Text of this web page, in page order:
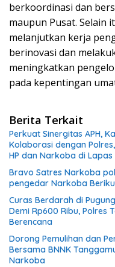
berkoordinasi dan
maupun Pusat. Selain
melanjutkan kerja
berinovasi dan
meningkatkan
pada kepentingan
Berita Terkait
Perkuat Sinergitas APH,
Kolaborasi dengan
HP dan Narkoba di Lapas
Bravo Satres Narkoba
pengedar Narkoba
Curas Berdarah di
Demi Rp600 Ribu, Polres
Berencana
Dorong Pemulihan dan
Bersama BNNK
Narkoba